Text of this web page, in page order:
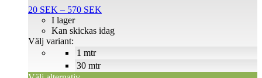
20 SEK – 570 SEK
till
1 mtr
30 mtr
I lager
Kan skickas idag
Välj variant:
varianter.
olika
alternativen
på